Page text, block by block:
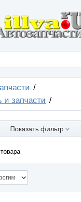
и запчасти
Показать фильтр
товара